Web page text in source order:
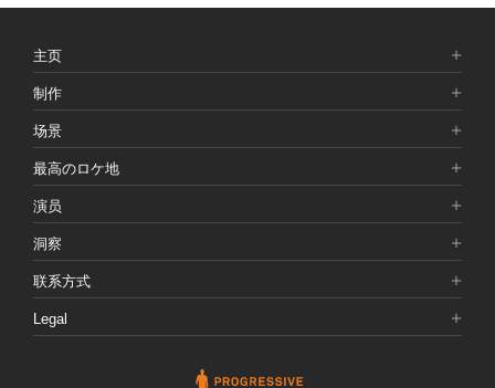
主页
制作
场景
最高のロケ地
演员
洞察
联系方式
Legal